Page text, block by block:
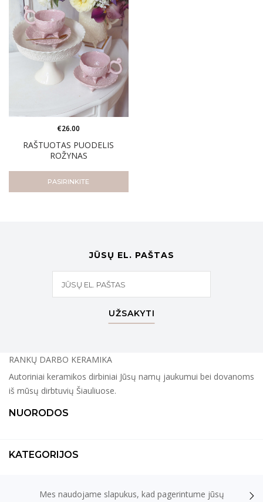
RAŠTUOTAS PUODELIS
ROŽYNAS
€26.00
PASIRINKITE
JŪSŲ EL. PAŠTAS
UŽSAKYTI
RANKŲ DARBO KERAMIKA
Autoriniai keramikos dirbiniai Jūsų namų jaukumui bei dovanoms
iš mūsų dirbtuvių Šiauliuose.
NUORODOS
KATEGORIJOS
KONTAKTAIMes naudojame slapukus, kad pagerintume jūsų